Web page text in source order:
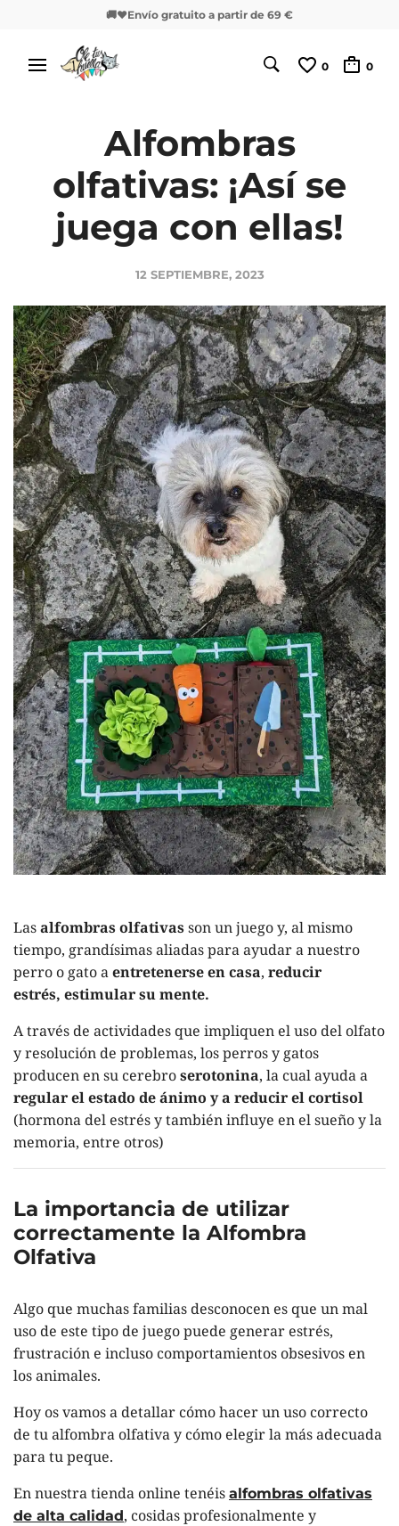
🚚❤️Envío gratuito a partir de 69 €
0 0
Alfombras
olfativas: ¡Así se
juega con ellas!
12 SEPTIEMBRE, 2023
Lasalfombras olfativasson un juego y, al mismo
tiempo, grandísimas aliadas para ayudar a nuestro
perro o gato aentretenerse en casa, reducir
estrés, estimular su mente.
A través de actividades que impliquen el uso del olfato
y resolución de problemas, los perros y gatos
producen en su cerebroserotonina, la cual ayuda a
regular el estado de ánimo y a reducir el cortisol
(hormona del estrés y también influye en el sueño y la
memoria, entre otros)
La importancia de utilizar
correctamente la Alfombra
Olfativa
Algo que muchas familias desconocen es que un mal
uso de este tipo de juego puede generar estrés,
frustración e incluso comportamientos obsesivos en
los animales.
Hoy os vamos a detallar cómo hacer un uso correcto
de tu alfombra olfativa y cómo elegir la más adecuada
para tu peque.
En nuestra tienda online tenéis alfombras olfativas
de alta calidad, cosidas profesionalmente y